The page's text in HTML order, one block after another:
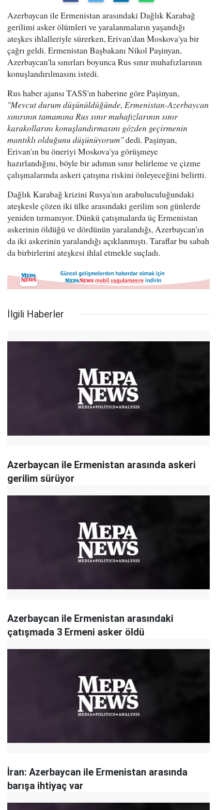
Azerbaycan ile Ermenistan arasındaki Dağlık Karabağ
gerilimi asker ölümleri ve yaralanmaların yaşandığı
ateşkes ihlalleriyle sürerken, Erivan'dan Moskova'ya bir
çağrı geldi. Ermenistan Başbakanı Nikol Paşinyan,
Azerbaycan'la sınırları boyunca Rus sınır muhafızlarının
konuşlandırılmasını istedi.
Rus haber ajansı TASS'ın haberine göre Paşinyan,
"Mevcut durum düşünüldüğünde, Ermenistan-Azerbaycan
sınırının tamamına Rus sınır muhafızlarının sınır
karakollarını konuşlandırmasını gözden geçirmenin
mantıklı olduğunu düşünüyorum"dedi. Paşinyan,
Erivan'ın bu öneriyi Moskova'ya görüşmeye
hazırlandığını, böyle bir adımın sınır belirleme ve çizme
çalışmalarında askeri çatışma riskini önleyeceğini belirtti.
Dağlık Karabağ krizini Rusya'nın arabuluculuğundaki
ateşkesle çözen iki ülke arasındaki gerilim son günlerde
yeniden tırmanıyor. Dünkü çatışmalarda üç Ermenistan
askerinin öldüğü ve dördünün yaralandığı, Azerbaycan'ın
da iki askerinin yaralandığı açıklanmıştı. Taraflar bu sabah
da birbirlerini ateşkesi ihlal etmekle suçladı.
İlgili Haberler
Azerbaycan ile Ermenistan arasında askeri
gerilim sürüyor
Azerbaycan ile Ermenistan arasındaki
çatışmada 3 Ermeni asker öldü
İran: Azerbaycan ile Ermenistan arasında
barışa ihtiyaç var